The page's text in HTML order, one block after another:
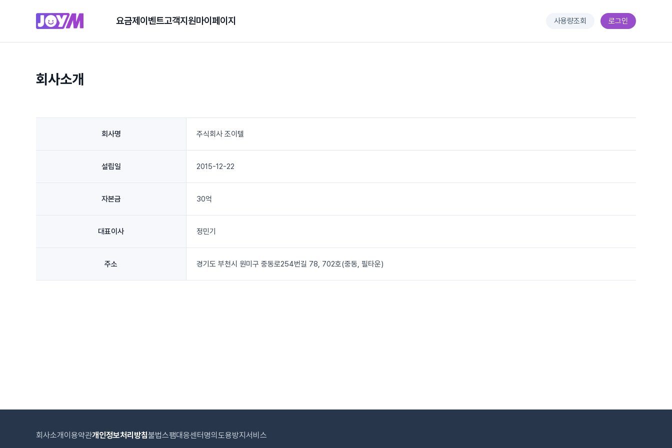
요금제 이벤트고객지원마이페이지 사용량조회 로그인
회사소개
회사명 주식회사 조이텔
설립일 2015-12-22
자본금 30억
대표이사 정민기
주소 경기도 부천시 원미구 중동로254번길 78, 702호(중동, 필타운)
회사소개 이용약관개인정보처리방침불법스팸대응센터 명의도용방지서비스